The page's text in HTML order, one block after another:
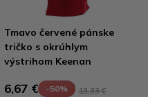
Tmavo červené pánske
tričko s okrúhlym
výstrihom Keenan
6,67 € -50% 13,33 €